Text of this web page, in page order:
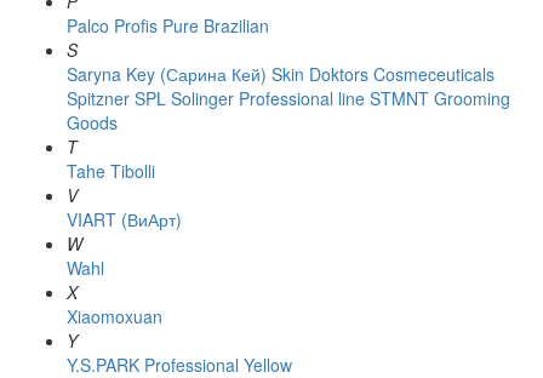
Palco Profis Pure Brazilian
S
Saryna Key (Сарина Кей) Skin Doktors Cosmeceuticals
Spitzner SPL Solinger Professional line STMNT Grooming
Goods
T
Tahe Tibolli
V
VIART (ВиАрт)
W
Wahl
X
Xiaomoxuan
Y
Y.S.PARK Professional Yellow